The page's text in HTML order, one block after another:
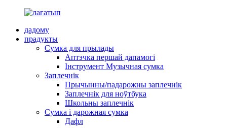
дадому
прадукты
Сумка для прылады
Аптэчка першай дапамогі
Інструмент Музычная сумка
Заплечнік
Прычынны/падарожны заплечнік
Заплечнік для ноўтбука
Школьны заплечнік
Сумка і дарожная сумка
Дафл